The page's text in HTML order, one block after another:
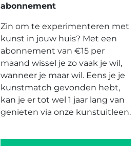
abonnement
Zin om te experimenteren met
kunst in jouw huis? Met een
abonnement van €15 per
maand wissel je zo vaak je wil,
wanneer je maar wil. Eens je je
kunstmatch gevonden hebt,
kan je er tot wel 1 jaar lang van
genieten via onze kunstuitleen.